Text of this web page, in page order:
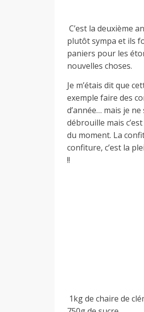
e
M
C’est la deuxième
plutôt sympa et ils
paniers pour les
nouvelles choses.
Je m’étais dit que
exemple faire des
d’année… mais je
débrouille mais
du moment. La
confiture, c’est la
!!
1kg de chaire de